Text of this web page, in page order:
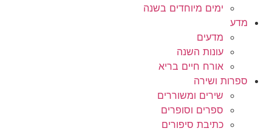
ימים מיוחדים בשנה
מדע
מדעים
עונות השנה
אורח חיים בריא
ספרות ושירה
שירים ומשוררים
ספרים וסופרים
כתיבת סיפורים